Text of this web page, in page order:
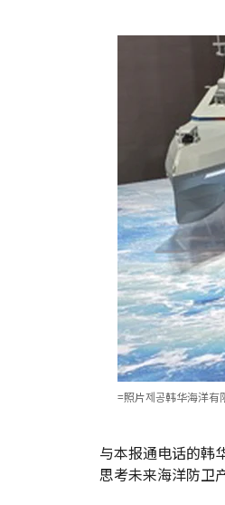
=照片제공韩华海洋有
与本报通电话的韩
思考未来海洋防卫